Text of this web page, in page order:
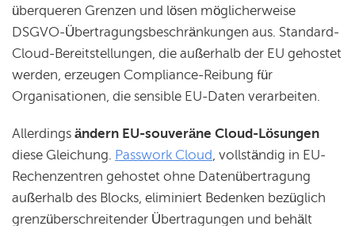
überqueren Grenzen und lösen möglicherweise
DSGVO-Übertragungsbeschränkungen aus. Standard-
Cloud-Bereitstellungen, die außerhalb der EU gehostet
werden, erzeugen Compliance-Reibung für
Organisationen, die sensible EU-Daten verarbeiten.
Allerdings ändern EU-souveräne Cloud-Lösungen
diese Gleichung. Passwork Cloud, vollständig in EU-
Rechenzentren gehostet ohne Datenübertragung
außerhalb des Blocks, eliminiert Bedenken bezüglich
grenzüberschreitender Übertragungen und behält